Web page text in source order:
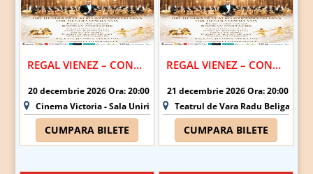
REGAL VIENEZ – CONCERT EXTRAORDINAR DE CRACIUN | IASI
20 decembrie 2026 Ora: 20:00
Cinema Victoria - Sala Unirii - Iasi
CUMPARA BILETE
REGAL VIENEZ – CONCERT EXTRAORDINAR DE CRACIUN | BACAU
21 decembrie 2026 Ora: 20:00
Teatrul de Vara Radu Beligan -
CUMPARA BILETE